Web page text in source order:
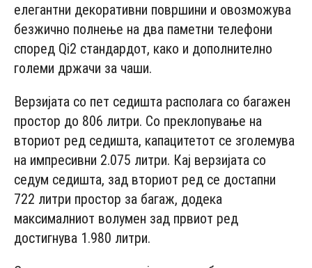
елегантни декоративни површини и овозможува
безжично полнење на два паметни телефони
според Qi2 стандардот, како и дополнително
големи држачи за чаши.
Верзијата со пет седишта располага со багажен
простор до 806 литри. Со преклопување на
вториот ред седишта, капацитетот се зголемува
на импресивни 2.075 литри. Кај верзијата со
седум седишта, зад вториот ред се достапни
722 литри простор за багаж, додека
максималниот волумен зад првиот ред
достигнува 1.980 литри.